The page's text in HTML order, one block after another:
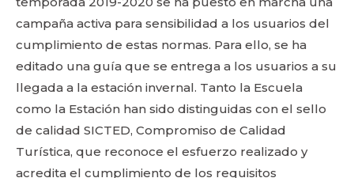
campaña activa para sensibilidad a los usuarios del
cumplimiento de estas normas. Para ello, se ha
editado una guía que se entrega a los usuarios a su
llegada a la estación invernal. Tanto la Escuela
como la Estación han sido distinguidas con el sello
de calidad SICTED, Compromiso de Calidad
Turística, que reconoce el esfuerzo realizado y
acredita el cumplimiento de los requisitos